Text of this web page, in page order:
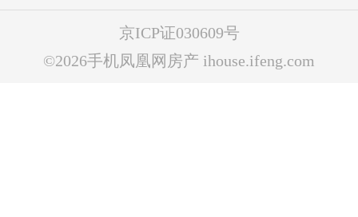
京ICP证030609号
©2026手机凤凰网房产 ihouse.ifeng.com